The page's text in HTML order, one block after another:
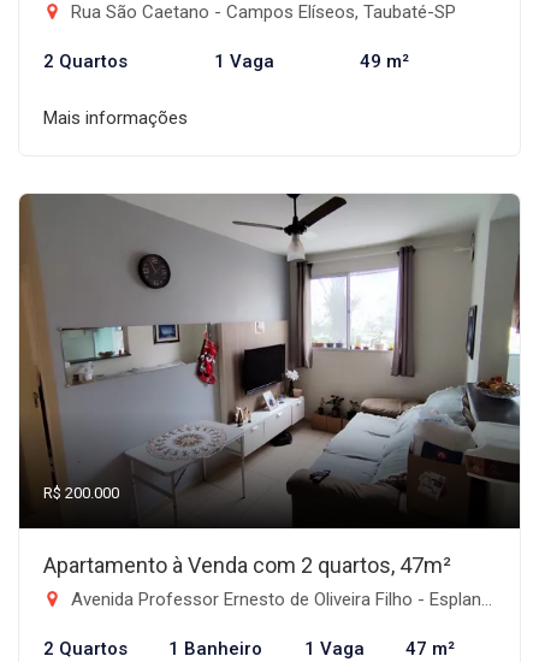
Rua São Caetano - Campos Elíseos, Taubaté-SP
2 Quartos 1 Vaga 49 m²
Mais informações
R$ 200.000
Apartamento à Venda com 2 quartos, 47m²
Avenida Professor Ernesto de Oliveira Filho - Esplanada Independência, Taubaté-SP
2 Quartos 1 Banheiro 1 Vaga 47 m²